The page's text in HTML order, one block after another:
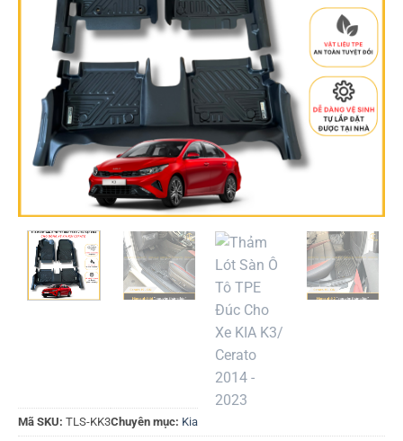
Mã SKU: TLS-KK3Chuyên mục: Kia